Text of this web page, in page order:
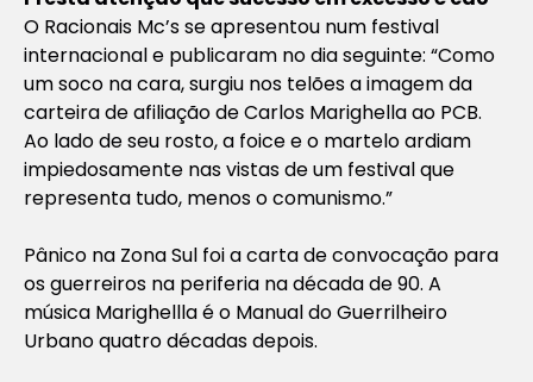
O Racionais Mc’s se apresentou num festival
internacional e publicaram no dia seguinte: “Como
um soco na cara, surgiu nos telões a imagem da
carteira de afiliação de Carlos Marighella ao PCB.
Ao lado de seu rosto, a foice e o martelo ardiam
impiedosamente nas vistas de um festival que
representa tudo, menos o comunismo.”
Pânico na Zona Sul foi a carta de convocação para
os guerreiros na periferia na década de 90. A
música Marighellla é o Manual do Guerrilheiro
Urbano quatro décadas depois.